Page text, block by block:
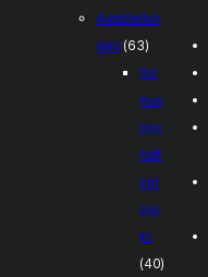
Ausstellun
gen (63)
Ge
mei
nsc
haft
spr
oje
kt
(40)